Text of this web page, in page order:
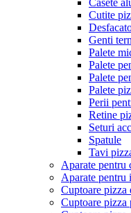
Casete
Cutite
Genti
Palete
Palete
Palete
Palete
Perii
Retine
Seturi
Spatule
Tavi
Aparate pentru
Aparate pentru
Cuptoare pizza
Cuptoare pizza